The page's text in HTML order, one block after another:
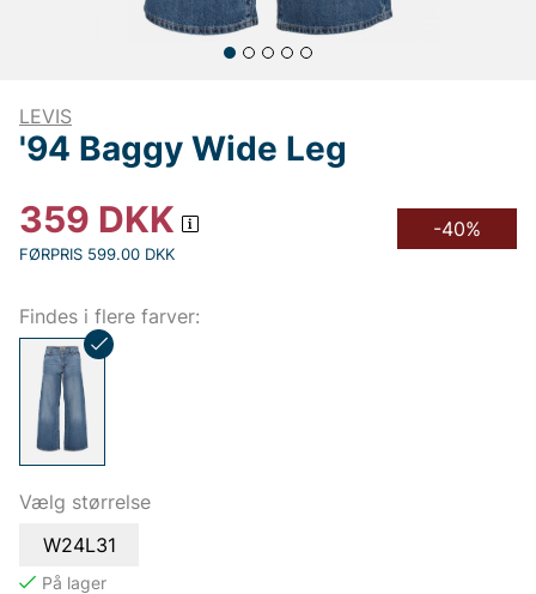
LEVIS
'94 Baggy Wide Leg
359 DKK
FØRPRIS 599.00 DKK
-40%
Findes i flere farver:
Vælg størrelse
W24L31